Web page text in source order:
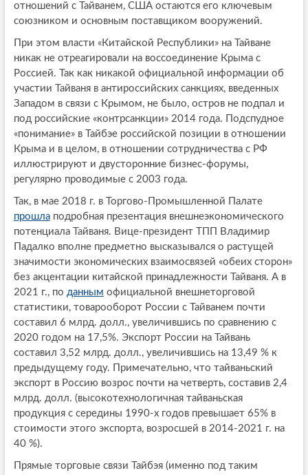
отношений с Тайванем, США остаются его ключевым
союзником и основным поставщиком вооружений.
При этом власти «Китайской Республики» на Тайване
никак не отреагировали на воссоединение Крыма с
Россией. Так как никакой официальной информации об
участии Тайваня в антироссийских санкциях, введенных
Западом в связи с Крымом, не было, остров не подпал и
под российские «контрсанкции» 2014 года. Подспудное
«понимание» в Тайбэе российской позиции в отношении
Крыма и в целом, в отношении сотрудничества с РФ
иллюстрируют и двусторонние бизнес-форумы,
регулярно проводимые с 2003 года.
Так, в мае 2018 г. в Торгово-Промышленной Палате
прошлаподробная презентация внешнеэкономического
потенциала Тайваня. Вице-президент ТПП Владимир
Падалко вполне предметно высказывался о растущей
значимости экономических взаимосвязей «обеих сторон»
без акцентации китайской принадлежности Тайваня. А в
2021 г., по данным официальной внешнеторговой
статистики, товарооборот России с Тайванем почти
составил 6 млрд. долл., увеличившись по сравнению с
2020 годом на 17,5%. Экспорт России на Тайвань
составил 3,52 млрд. долл., увеличившись на 13,49 % к
предыдущему году. Примечательно, что тайваньский
экспорт в Россию возрос почти на четверть, составив 2,4
млрд. долл. (высокотехнологичная тайваньская
продукция с середины 1990-х годов превышает 65% в
стоимости этого экспорта, возросшей в 2014-2021 г. на
40 %).
Прямые торговые связи Тайбэя (именно под таким